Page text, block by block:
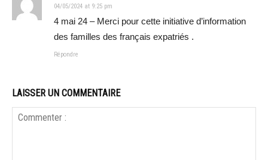
04/05/2024 at 9:25 pm
4 mai 24 – Merci pour cette initiative d’information
des familles des français expatriés .
Répondre
LAISSER UN COMMENTAIRE